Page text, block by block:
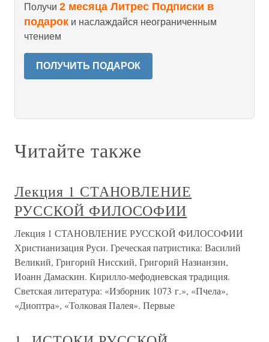
Получи 2 месяца Литрес Подписки в
подарок и наслаждайся неограниченным
чтением
ПОЛУЧИТЬ ПОДАРОК
Читайте также
Лекция 1 СТАНОВЛЕНИЕ
РУССКОЙ ФИЛОСОФИИ
Лекция 1 СТАНОВЛЕНИЕ РУССКОЙ ФИЛОСОФИИ
Христианизация Руси. Греческая патристика: Василий
Великий, Григорий Нисский, Григорий Назианзин,
Иоанн Дамаскин. Кирилло-мефодиевская традиция.
Светская литература: «Изборник 1073 г.», «Пчела»,
«Диоптра», «Толковая Палея». Первые